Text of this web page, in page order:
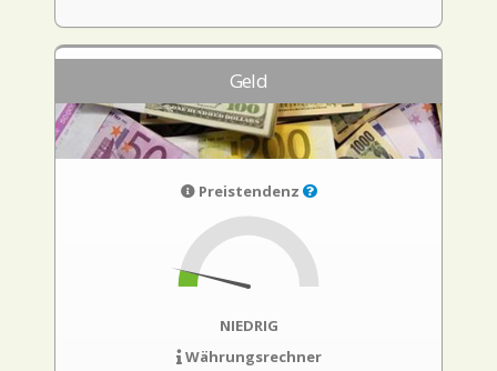
Geld
Preistendenz
NIEDRIG
Währungsrechner